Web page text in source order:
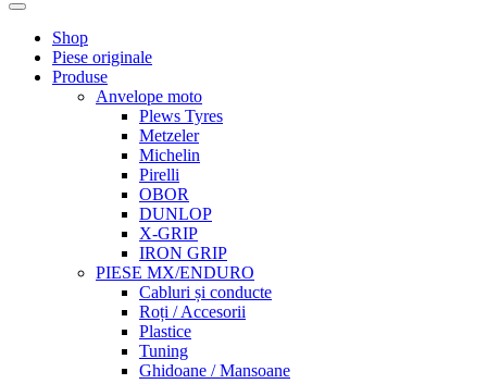
Shop
Piese originale
Produse
Anvelope moto
Plews Tyres
Metzeler
Michelin
Pirelli
OBOR
DUNLOP
X-GRIP
IRON GRIP
PIESE MX/ENDURO
Cabluri și conducte
Roți / Accesorii
Plastice
Tuning
Ghidoane / Mansoane